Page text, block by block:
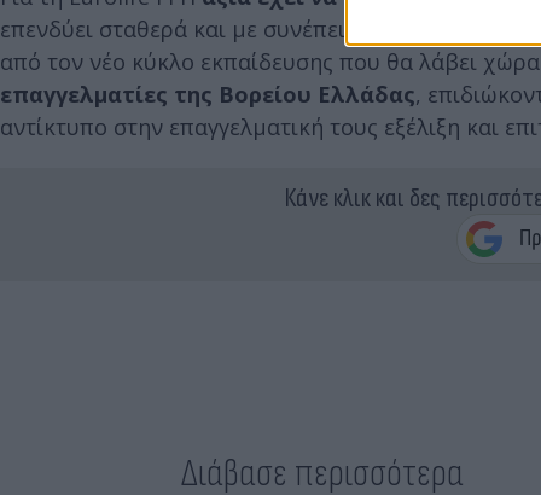
επενδύει σταθερά και με συνέπεια σε δράσεις
από τον νέο κύκλο εκπαίδευσης που θα λάβει
επαγγελματίες της Βορείου Ελλάδας,
αντίκτυπο στην επαγγελματική τους εξέλιξη και
Κάνε κλικ και δες
Διάβασε περισσότερα